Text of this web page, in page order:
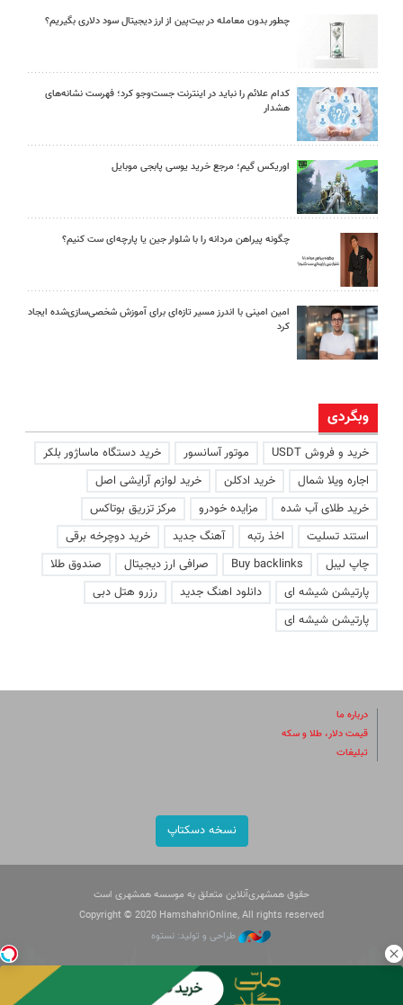
چطور بدون معامله در بیت‌پین از ارز دیجیتال سود دلاری بگیریم؟
کدام علائم را نباید در اینترنت جست‌وجو کرد؛ فهرست نشانه‌های
هشدار
اوریکس گیم؛ مرجع خرید یوسی پابجی موبایل
چگونه پیراهن مردانه را با شلوار جین یا پارچه‌ای ست کنیم؟
امین امینی با اندرز مسیر تازه‌ای برای آموزش شخصی‌سازی‌شده ایجاد
کرد
وبگردی
خرید و فروش USDT موتور آسانسور
خرید دستگاه ماساژور بلکر
اجاره ویلا شمال
خرید ادکلن
خرید لوازم آرایشی اصل
خرید طلای آب شده
مزایده خودرو
مرکز تزریق بوتاکس
استند تسلیت
اخذ رتبه آهنگ جدید
خرید دوچرخه برقی
چاپ لیبل
Buy backlinks صرافی ارز دیجیتال
صندوق طلا
پارتیشن شیشه ای
دانلود اهنگ جدید
رزرو هتل دبی
پارتیشن شیشه ای
درباره ما
قیمت دلار، طلا و سکه
تبلیغات
نسخه دسکتاپ
حقوق همشهری‌آنلاین متعلق به موسسه همشهری است
Copyright © 2020 HamshahriOnline, All rights reserved
طراحی و تولید: نستوه